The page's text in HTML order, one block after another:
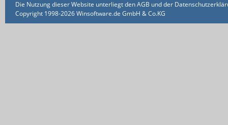
Die Nutzung dieser Website unterliegt den AGB und der
Copyright 1998-2026 Winsoftware.de GmbH & Co.KG